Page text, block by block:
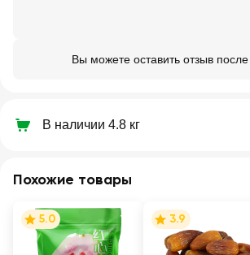
Вы можете оставить отзыв после
В наличии 4.8 кг
Похожие товары
5.0 3.9